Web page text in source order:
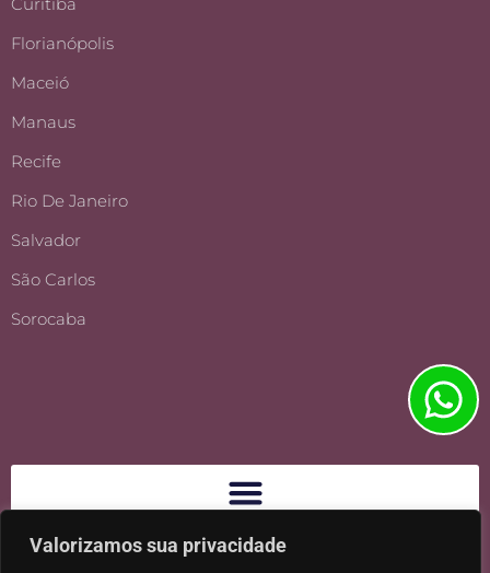
Valorizamos sua privacidade
Curitiba
Florianópolis
Maceió
Manaus
Recife
Rio De Janeiro
Salvador
São Carlos
Sorocaba